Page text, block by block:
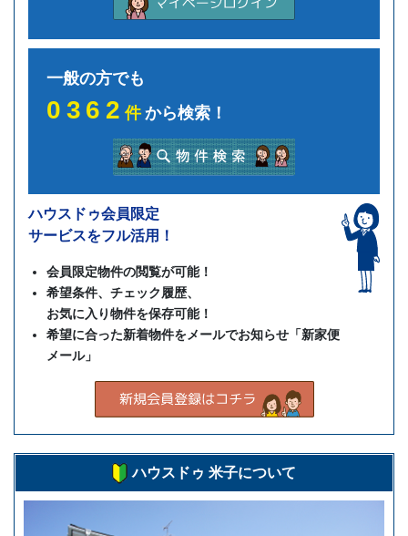
一般の方でも
0362件から検索！
ハウスドゥ会員限定
サービスをフル活用！
会員限定物件の閲覧が可能！
希望条件、チェック履歴、
お気に入り物件を保存可能！
希望に合った新着物件をメールでお知らせ「新家便
メール」
ハウスドゥ 米子について